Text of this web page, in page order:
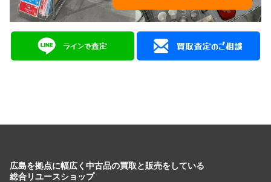
広島を拠点に幅広く中古品の買取と販売をしている
総合リユースショップ